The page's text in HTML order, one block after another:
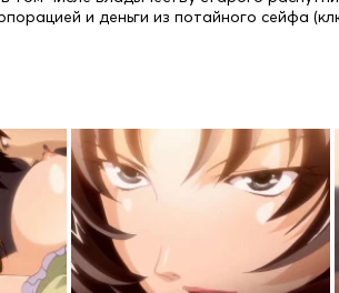
и деньги из потайного сейфа